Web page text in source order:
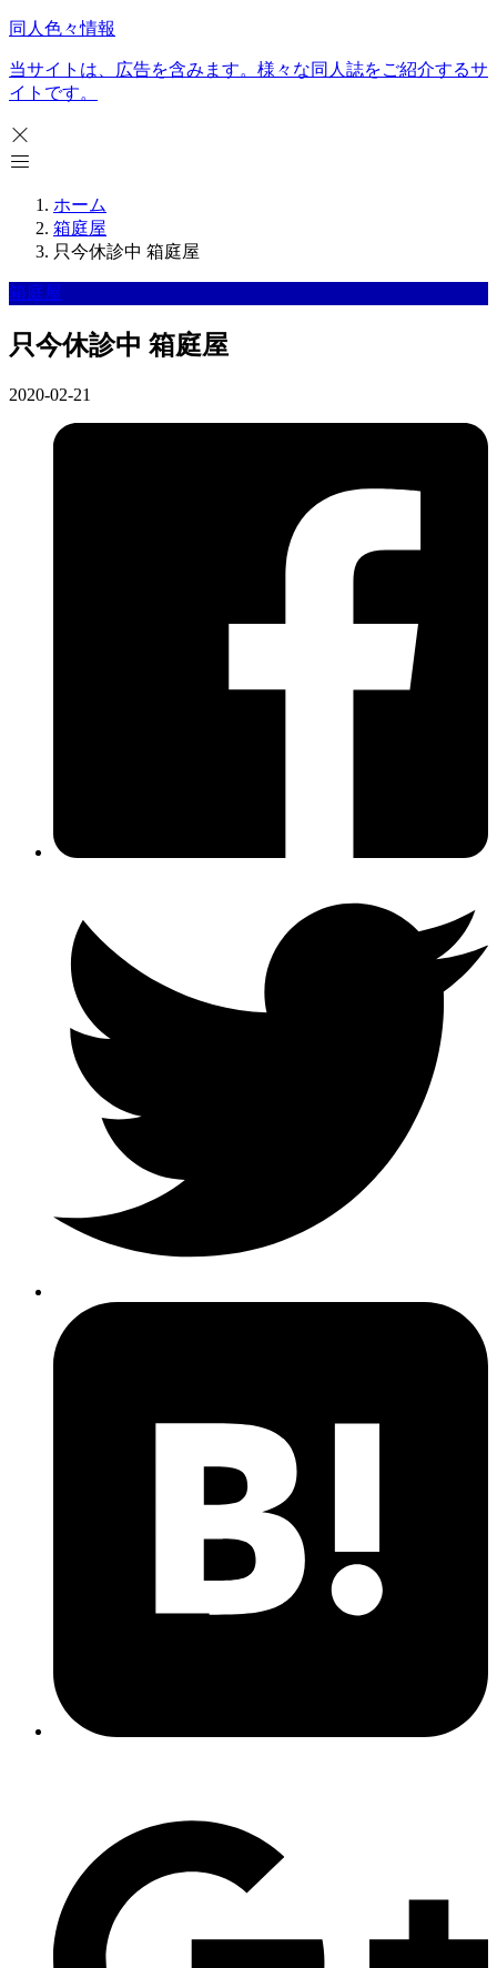
同人色々情報
当サイトは、広告を含みます。様々な同人誌をご紹介するサ
イトです。
ホーム
箱庭屋
只今休診中 箱庭屋
箱庭屋
只今休診中 箱庭屋
2020-02-21